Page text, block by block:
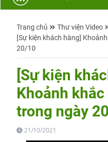
Trang chủ
Thư viện Video
[Sự kiện khách hàng]
20/10
[Sự kiện
Khoảnh
trong ngày
21/10/2021